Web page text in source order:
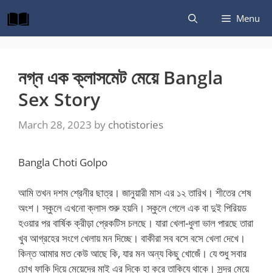
to
content
Menu
নগ্ন এক ক্লাসমেট মেয়ে Bangla
Sex Story
March 28, 2023 by chotistories
Bangla Choti Golpo
আমি তখন দশম শ্রেনীর ছাত্র। জানুয়ারী মাস এর ১২ তারিখ। শীতের শেষ
অংশ। স্কুলে এখনো ক্লাস শুরু হয়নি। স্কুলে গেলে এক বা দুই পিরিয়ড
হওয়ার পর বার্ষিক ক্রীড়া প্রেকটিস চলছে। যারা খেলা-ধুলা ভাল পারছে তারা
খুব আগ্রহের সংগে খেলায় মন দিচ্ছে। বাকীরা সব বসে বসে খেলা দেখে।
কিন্ত আমার মত কেউ আছে কি, যার মন অন্য কিছু খোজেঁ। যে শুধু সবার
চোখ ফাকি দিয়ে মেয়েদের মাই এর দিকে হা করে তাকিযে থাকে। সুন্দর মেয়ে